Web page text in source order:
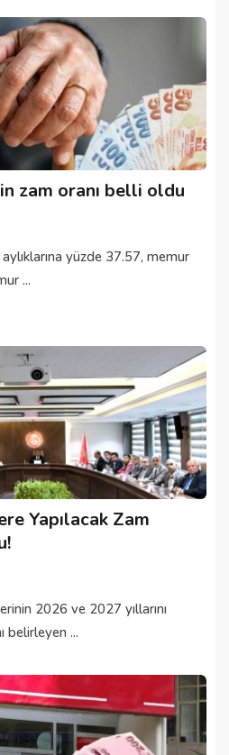
zam oranı belli oldu
yüzde 37.57, memur
...
Yapılacak Zam
2026 ve 2027 yıllarını
belirleyen ...